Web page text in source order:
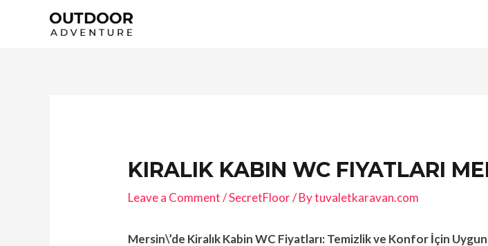
KIRALIK KABIN WC FIYATLARI
Leave a Comment /SecretFloor/ Bytuvaletkaravan.com
Mersin\’de Kiralık Kabin WC Fiyatları: Temizlik ve Konfor İçin